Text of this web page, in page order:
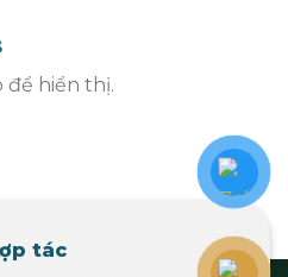
để hiển thị.
tác